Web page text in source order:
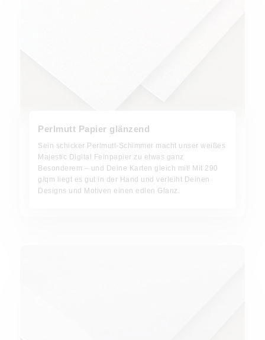
Perlmutt Papier glänzend
Sein schicker Perlmutt-Schimmer macht unser weißes
Majestic Digital Feinpapier zu etwas ganz
Besonderem – und Deine Karten gleich mit! Mit 290
g/qm liegt es gut in der Hand und verleiht Deinen
Designs und Motiven einen edlen Glanz.